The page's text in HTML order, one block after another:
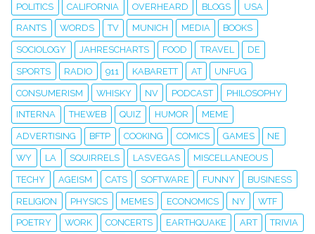
POLITICS CALIFORNIA OVERHEARD BLOGS USA
RANTS WORDS TV MUNICH MEDIA BOOKS
SOCIOLOGY JAHRESCHARTS FOOD TRAVEL DE
SPORTS RADIO 911 KABARETT AT UNFUG
CONSUMERISM WHISKY NV PODCAST PHILOSOPHY
INTERNA THEWEB QUIZ HUMOR MEME
ADVERTISING BFTP COOKING COMICS GAMES NE
WY LA SQUIRRELS LASVEGAS MISCELLANEOUS
TECHY AGEISM CATS SOFTWARE FUNNY BUSINESS
RELIGION PHYSICS MEMES ECONOMICS NY WTF
POETRY WORK CONCERTS EARTHQUAKE ART TRIVIA